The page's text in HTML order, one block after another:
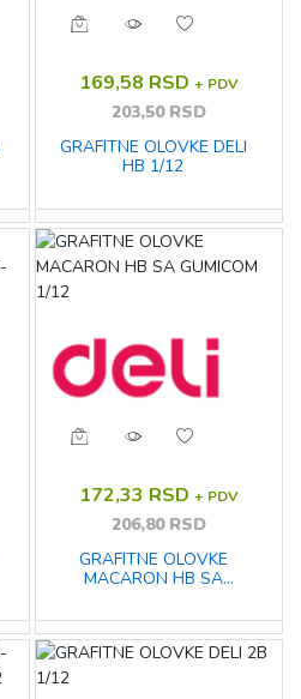
169,58 RSD + PDV
203,50 RSD
GRAFITNE OLOVKE DELI
HB 1/12
172,33 RSD + PDV
206,80 RSD
GRAFITNE OLOVKE
MACARON HB SA